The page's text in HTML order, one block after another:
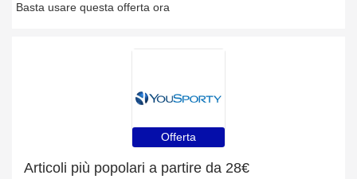
Basta usare questa offerta ora
Offerta
Articoli più popolari a partire da 28€